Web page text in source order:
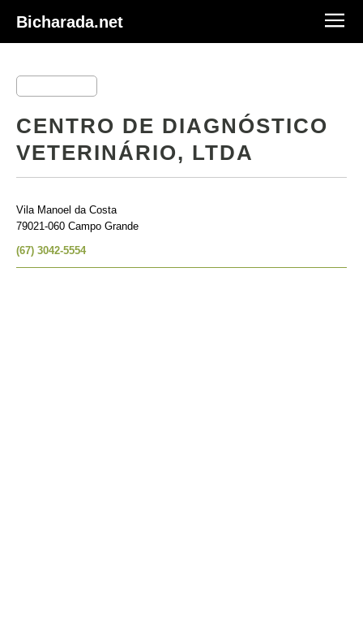
Bicharada.net
CENTRO DE DIAGNÓSTICO
VETERINÁRIO, LTDA
Vila Manoel da Costa
79021-060 Campo Grande
(67) 3042-5554